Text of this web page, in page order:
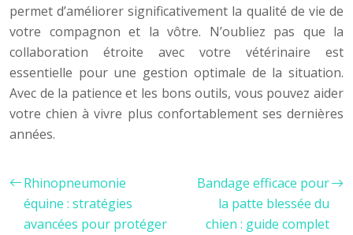
permet d’améliorer significativement la qualité de vie de
votre compagnon et la vôtre. N’oubliez pas que la
collaboration étroite avec votre vétérinaire est
essentielle pour une gestion optimale de la situation.
Avec de la patience et les bons outils, vous pouvez aider
votre chien à vivre plus confortablement ses dernières
années.
Rhinopneumonie
équine : stratégies
avancées pour protéger
Bandage efficace pour
la patte blessée du
chien : guide complet